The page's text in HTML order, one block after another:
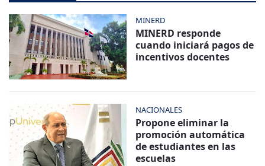
MINERD
MINERD responde
cuando iniciará pagos de
incentivos docentes
NACIONALES
Propone eliminar la
promoción automática
de estudiantes en las
escuelas